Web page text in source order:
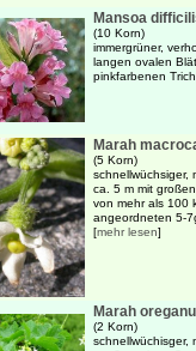
Mansoa
(10 Korn)
immergrüner,
langen ovalen
pinkfarbenen
Marah
(5 Korn)
schnellwüchsiger,
ca. 5 m mit
von mehr als 100
angeordneten 5-
[mehr lesen]
Marah
(2 Korn)
schnellwüchisger,